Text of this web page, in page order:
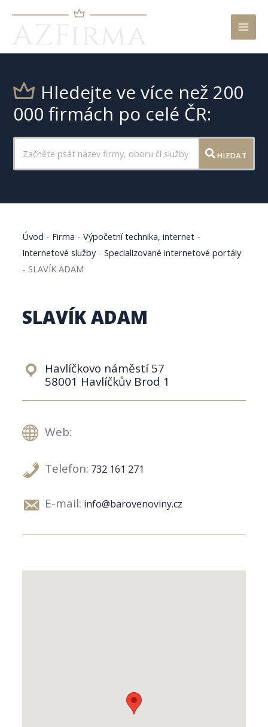
Hledejte ve více než 200
000 firmách po celé ČR:
HLEDAT
Úvod - Firma -Výpočetní technika, internet -
Internetové služby-Specializované internetové portály
- SLAVÍK ADAM
SLAVÍK ADAM
Havlíčkovo náměstí 57
58001 Havlíčkův Brod 1
Web:
Telefon: 732 161 271
E-mail: info@barovenoviny.cz